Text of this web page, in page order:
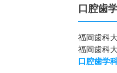
口腔歯
福岡歯科
福岡歯科
口腔歯学